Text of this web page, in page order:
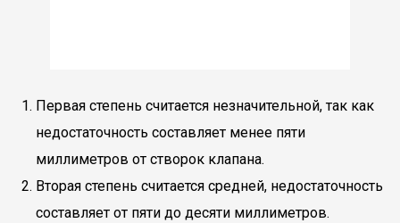
Первая степень считается незначительной, так как
недостаточность составляет менее пяти
миллиметров от створок клапана.
Вторая степень считается средней, недостаточность
составляет от пяти до десяти миллиметров.